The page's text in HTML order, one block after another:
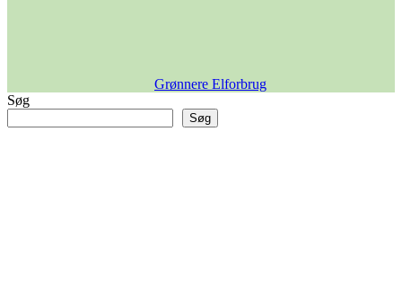
Grønnere Elforbrug
Søg
Søg